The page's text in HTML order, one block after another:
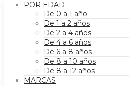
POR EDAD
De 0 a 1 año
De 1 a 2 años
De 2 a 4 años
De 4 a 6 años
De 6 a 8 años
De 8 a 10 años
De 8 a 12 años
MARCAS